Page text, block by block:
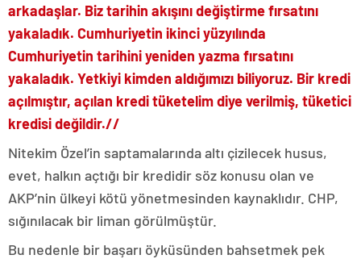
arkadaşlar. Biz tarihin akışını değiştirme fırsatını
yakaladık. Cumhuriyetin ikinci yüzyılında
Cumhuriyetin tarihini yeniden yazma fırsatını
yakaladık. Yetkiyi kimden aldığımızı biliyoruz. Bir kredi
açılmıştır, açılan kredi tüketelim diye verilmiş, tüketici
kredisi değildir.//
Nitekim Özel’in saptamalarında altı çizilecek husus,
evet, halkın açtığı bir kredidir söz konusu olan ve
AKP’nin ülkeyi kötü yönetmesinden kaynaklıdır. CHP,
sığınılacak bir liman görülmüştür.
Bu nedenle bir başarı öyküsünden bahsetmek pek